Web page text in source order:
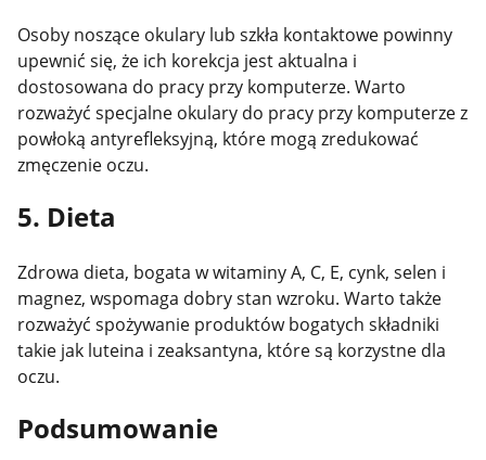
Osoby noszące okulary lub szkła kontaktowe powinny
upewnić się, że ich korekcja jest aktualna i
dostosowana do pracy przy komputerze. Warto
rozważyć specjalne okulary do pracy przy komputerze z
powłoką antyrefleksyjną, które mogą zredukować
zmęczenie oczu​.
5. Dieta
Zdrowa dieta, bogata w witaminy A, C, E, cynk, selen i
magnez, wspomaga dobry stan wzroku. Warto także
rozważyć spożywanie produktów bogatych składniki
takie jak luteina i zeaksantyna, które są korzystne dla
oczu​.
Podsumowanie